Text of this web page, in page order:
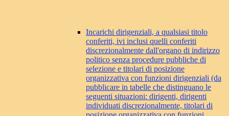
Incarichi dirigenziali, a qualsiasi titolo
conferiti, ivi inclusi quelli conferiti
discrezionalmente dall'organo di indirizzo
politico senza procedure pubbliche di
selezione e titolari di posizione
organizzativa con funzioni dirigenziali (da
pubblicare in tabelle che distinguano le
seguenti situazioni: dirigenti, dirigenti
individuati discrezionalmente, titolari di